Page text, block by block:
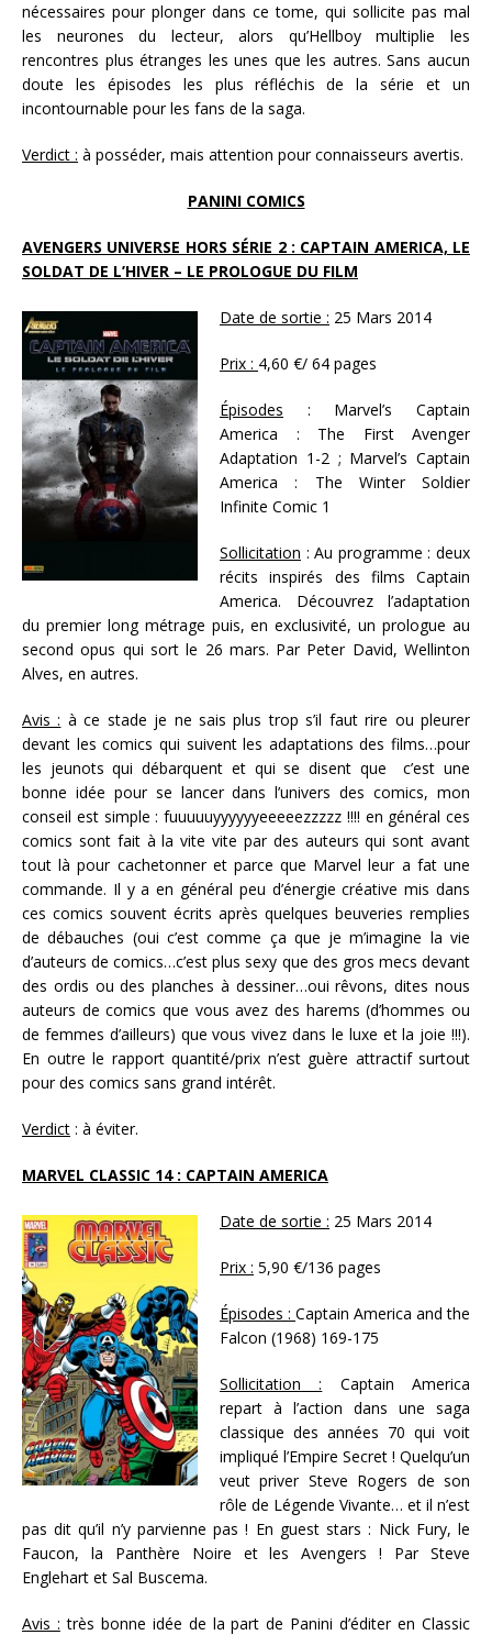
nécessaires pour plonger dans ce tome, qui sollicite pas mal
les neurones du lecteur, alors qu’Hellboy multiplie les
rencontres plus étranges les unes que les autres. Sans aucun
doute les épisodes les plus réfléchis de la série et un
incontournable pour les fans de la saga.
Verdict : à posséder, mais attention pour connaisseurs avertis.
PANINI COMICS
AVENGERS UNIVERSE HORS SÉRIE 2 : CAPTAIN AMERICA, LE
SOLDAT DE L’HIVER – LE PROLOGUE DU FILM
Date de sortie : 25 Mars 2014
Prix : 4,60 €/ 64 pages
Épisodes : Marvel’s Captain
America : The First Avenger
Adaptation 1-2 ; Marvel’s Captain
America : The Winter Soldier
Infinite Comic 1
Sollicitation : Au programme : deux
récits inspirés des films Captain
America. Découvrez l’adaptation
du premier long métrage puis, en exclusivité, un prologue au
second opus qui sort le 26 mars. Par Peter David, Wellinton
Alves, en autres.
Avis : à ce stade je ne sais plus trop s’il faut rire ou pleurer
devant les comics qui suivent les adaptations des films…pour
les jeunots qui débarquent et qui se disent que c’est une
bonne idée pour se lancer dans l’univers des comics, mon
conseil est simple : fuuuuuyyyyyyeeeeezzzzz !!!! en général ces
comics sont fait à la vite vite par des auteurs qui sont avant
tout là pour cachetonner et parce que Marvel leur a fat une
commande. Il y a en général peu d’énergie créative mis dans
ces comics souvent écrits après quelques beuveries remplies
de débauches (oui c’est comme ça que je m’imagine la vie
d’auteurs de comics…c’est plus sexy que des gros mecs devant
des ordis ou des planches à dessiner…oui rêvons, dites nous
auteurs de comics que vous avez des harems (d’hommes ou
de femmes d’ailleurs) que vous vivez dans le luxe et la joie !!!).
En outre le rapport quantité/prix n’est guère attractif surtout
pour des comics sans grand intérêt.
Verdict : à éviter.
MARVEL CLASSIC 14 : CAPTAIN AMERICA
Date de sortie : 25 Mars 2014
Prix : 5,90 €/136 pages
Épisodes : Captain America and the
Falcon (1968) 169-175
Sollicitation : Captain America
repart à l’action dans une saga
classique des années 70 qui voit
impliqué l’Empire Secret ! Quelqu’un
veut priver Steve Rogers de son
rôle de Légende Vivante… et il n’est
pas dit qu’il n’y parvienne pas ! En guest stars : Nick Fury, le
Faucon, la Panthère Noire et les Avengers ! Par Steve
Englehart et Sal Buscema.
Avis : très bonne idée de la part de Panini d’éditer en Classic